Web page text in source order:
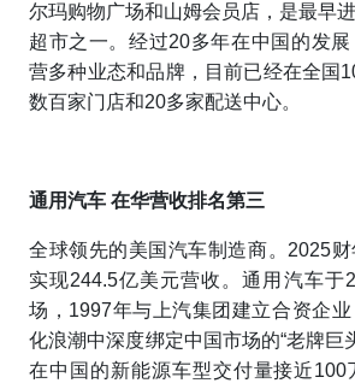
尔玛购物广场和山姆会员店，是最早
超市之一。经过20多年在中国的发
营多种业态和品牌，目前已经在全国
数百家门店和20多家配送中心。
通用汽车 在华营收排名第三
全球领先的美国汽车制造商。2025
实现244.5亿美元营收。通用汽车于
场，1997年与上汽集团建立合资企
化浪潮中深度绑定中国市场的“老牌巨
在中国的新能源车型交付量接近100